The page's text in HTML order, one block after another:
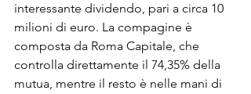
interessante dividendo, pari a circa 10
milioni di euro. La compagine è
composta da Roma Capitale, che
controlla direttamente il 74,35% della
mutua, mentre il resto è nelle mani di